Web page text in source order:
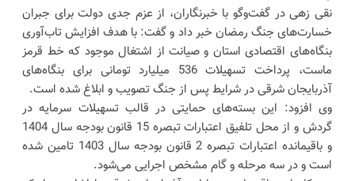
نقی زهی در گفت‌وگو با خبرنگاران، از عزم جدی دولت برای جبران
خسارت‌های جنگ رمضان خبر داد و گفت: با هدف افزایش تاب‌آوری
بنگاه‌های اقتصادی استان و صیانت از اشتغال موجود که خط قرمز
ماست، پرداخت تسهیلات 536 میلیارد تومانی برای بنگاه‌های
آذربایجان شرقی در شرایط پس از جنگ تصویب و ابلاغ شده است.
وی افزود: این بسته‌های حمایتی در قالب تسهیلات سرمایه در
گردش و از محل تلفیق اعتبارات تبصره 15 قانون بودجه سال 1404
و باقیمانده اعتبارات تبصره 2 قانون بودجه سال 1403 تامین شده
است و در سه مرحله و گام مشخص اجرایی می‌شود.